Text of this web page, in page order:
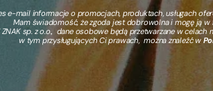
e-mail informacje o promocjach, produktach, usługach
Mam świadomość, że zgoda jest dobrowolna i mogę ją
sp. z o.o., dane osobowe będą przetwarzane w
w tym przysługujących Ci prawach, można znaleźć w